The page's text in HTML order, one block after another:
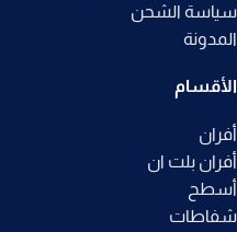
سياسة الشحن
المدونة
الأقسام
أفران
أفران بلت ان
أسطح
شفاطات